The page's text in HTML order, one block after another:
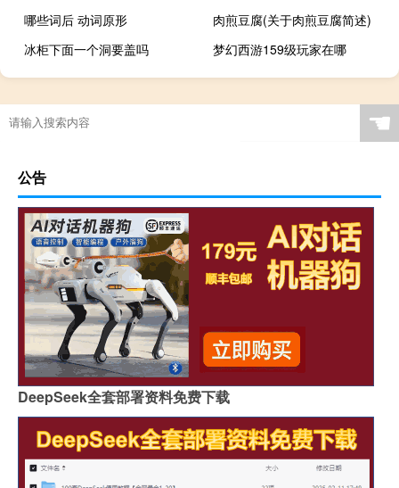
哪些词后 动词原形
肉煎豆腐(关于肉煎豆腐简述)
冰柜下面一个洞要盖吗
梦幻西游159级玩家在哪
☚
公告
DeepSeek全套部署资料免费下载